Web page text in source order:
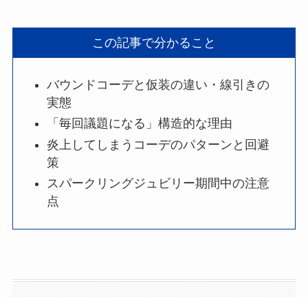
この記事で分かること
バウンドコーデと仮装の違い・線引きの
実態
「毎回議題になる」構造的な理由
炎上してしまうコーデのパターンと回避
策
スパークリングジュビリー期間中の注意
点